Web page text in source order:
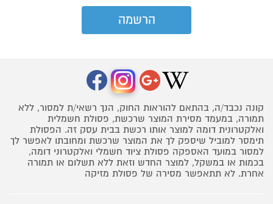
קונה נכבד/ה, בהתאם להוראות החוק, הנך רשאי/ת למסור, ללא
תמורה, במעמד מסירת המוצר שרכשת, פסולת חשמלית
ואלקטרונית דומה למוצר אותו רכשת בבית עסק זה. הפסולת
תימסר למוביל שיספק לך את המוצר שרכשת ומחובתו לאפשר לך
למסור במועד האספקה פסולת ציוד חשמלי ואלקטרוני דומה,
בכמות או במשקל, למוצר החדש וזאת ללא תשלום או תמורה
אחרת. לא תתאפשר מסירה של פסולת מזיקה